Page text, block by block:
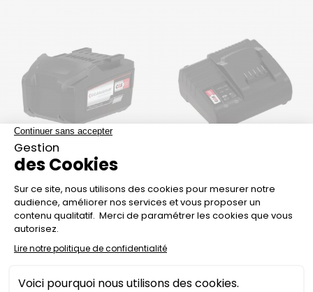
BATERÍA CAS 18V PARA
CONNECT
121,00 €Precio
BATERÍA CAS
55,00 €Precio